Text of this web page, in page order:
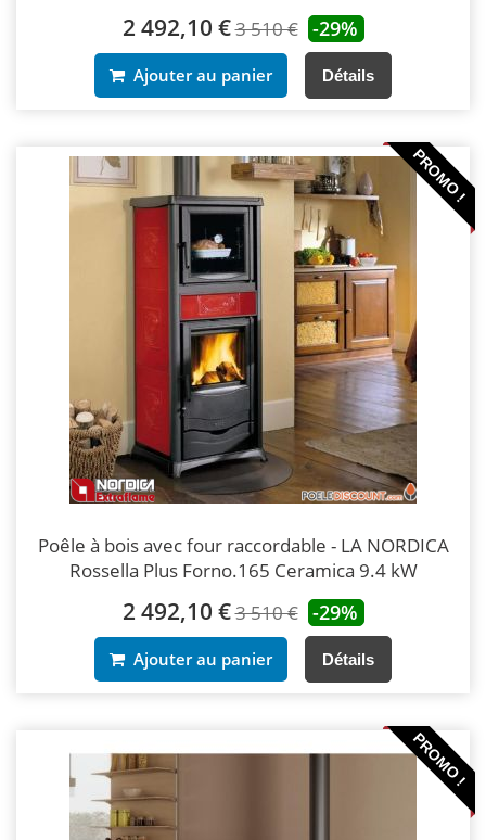
2 492,10 €3 510 € -29%
Ajouter au panier Détails
PROMO !
Poêle à bois avec four raccordable - LA NORDICA
Rossella Plus Forno.165 Ceramica 9.4 kW
2 492,10 €3 510 € -29%
Ajouter au panier Détails
PROMO !